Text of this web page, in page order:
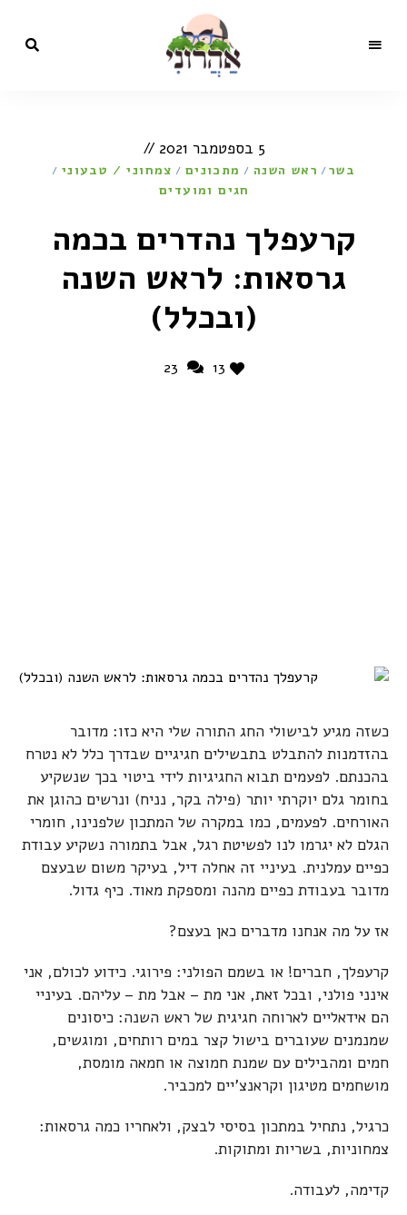
הקולינריה
של השף
ישראל
אהרוני
טלוויזיה
של
ישראל
אהרוני
5 בספטמבר 2021
בשר / ראש השנה / מתכונים / צמחוני / טבעוני /
חגים ומועדים
קרעפלך נהדרים בכמה
גרסאות: לראש השנה
(ובכלל)
13
כשזה מגיע לבישולי החג התורה שלי היא כזו: מדובר
בהזדמנות להתבלט בתבשילים חגיגיים שבדרך כלל לא נטרח
בהכנתם. לפעמים תבוא החגיגיות לידי ביטוי בכך שנשקיע
בחומר גלם יוקרתי יותר (פילה בקר, נניח) ונרשים כהוגן את
האורחים. לפעמים, כמו במקרה של המתכון שלפנינו, חומרי
הגלם לא יגרמו לנו לפשיטת רגל, אבל בתמורה נשקיע עבודת
כפיים עמלנית. בעיניי זה אחלה דיל, בעיקר משום שבעצם
מדובר בעבודת כפיים מהנה ומספקת מאוד. כיף גדול.
אז על מה אנחנו מדברים כאן בעצם?
קרעפלך, חברים! או בשמם הפולני: פירוגי. כידוע לכולם, אני
אינני פולני, ובכל זאת, אני מת – אבל מת – עליהם. בעיניי
הם אידאליים לארוחה חגיגית של ראש השנה: כיסונים
שמנמנים שעוברים בישול קצר במים רותחים, ומוגשים,
חמים ומהבילים עם שמנת חמוצה או חמאה מומסת,
מושחמים מטיגון וקראנצ'יים למכביר.
כרגיל, נתחיל במתכון בסיסי לבצק, ולאחריו כמה גרסאות:
צמחוניות, בשריות ומתוקות.
קדימה, לעבודה.